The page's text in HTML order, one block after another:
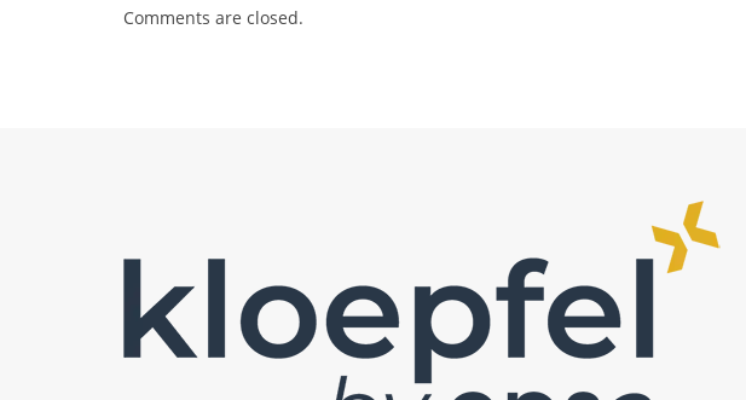
Comments are closed.